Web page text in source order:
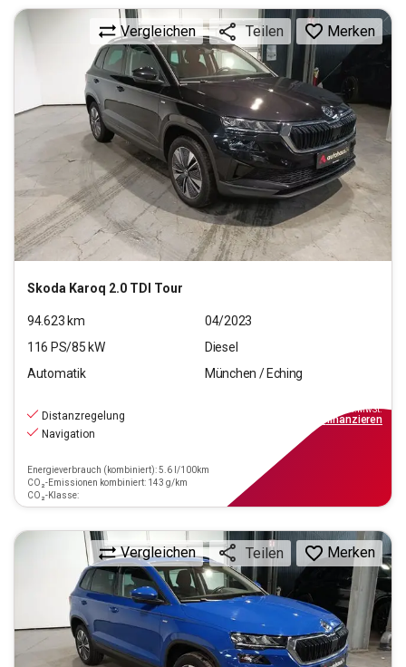
Skoda Karoq 2.0 TDI Tour
Vergleichen Teilen Merken
94.623 km
04/2023
116 PS/85 kW
Diesel
Automatik
München / Eching
Distanzregelung
Navigation
Energieverbrauch (kombiniert): 5.6 l/100km
CO₂-Emissionen kombiniert: 143 g/km
CO₂-Klasse:
inkl.MwSt.
finanzieren
Vergleichen Teilen Merken